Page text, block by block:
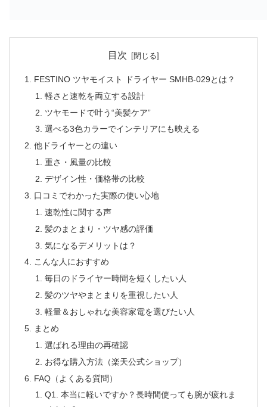
目次
FESTINO ツヤモイスト ドライヤー SMHB-029とは？
軽さと速乾を両立する設計
ツヤモードで叶う“美髪ケア”
選べる3色カラーでインテリアにも映える
他ドライヤーとの違い
重さ・風量の比較
デザイン性・価格帯の比較
口コミでわかった実際の使い心地
速乾性に関する声
髪のまとまり・ツヤ感の評価
気になるデメリットは？
こんな人におすすめ
毎日のドライヤー時間を短くしたい人
髪のツヤやまとまりを重視したい人
軽量＆おしゃれな美容家電を選びたい人
まとめ
選ばれる理由の再確認
お得な購入方法（楽天公式ショップ）
FAQ（よくある質問）
Q1. 本当に軽いですか？長時間使っても腕が疲れま